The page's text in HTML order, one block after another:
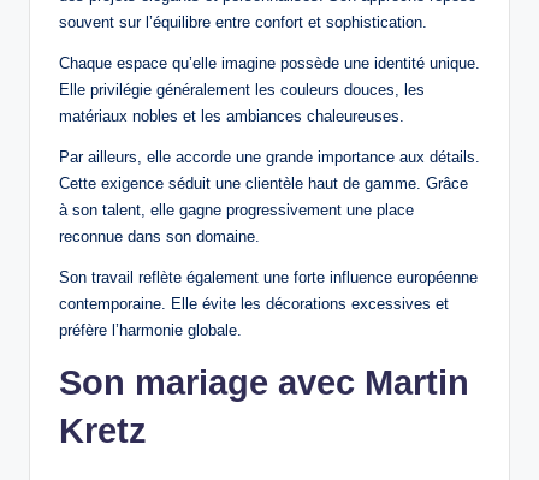
souvent sur l’équilibre entre confort et sophistication.
Chaque espace qu’elle imagine possède une identité unique.
Elle privilégie généralement les couleurs douces, les
matériaux nobles et les ambiances chaleureuses.
Par ailleurs, elle accorde une grande importance aux détails.
Cette exigence séduit une clientèle haut de gamme. Grâce
à son talent, elle gagne progressivement une place
reconnue dans son domaine.
Son travail reflète également une forte influence européenne
contemporaine. Elle évite les décorations excessives et
préfère l’harmonie globale.
Son mariage avec Martin
Kretz